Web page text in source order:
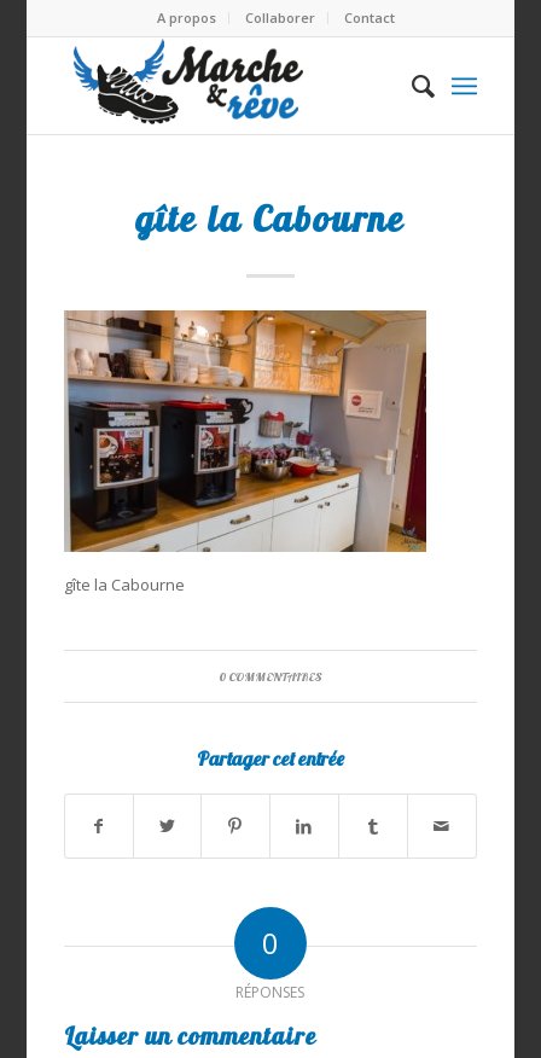
A propos Collaborer Contact
gîte la Cabourne
gîte la Cabourne
0 COMMENTAIRES
Partager cet entrée
0
RÉPONSES
Laisser un commentaire